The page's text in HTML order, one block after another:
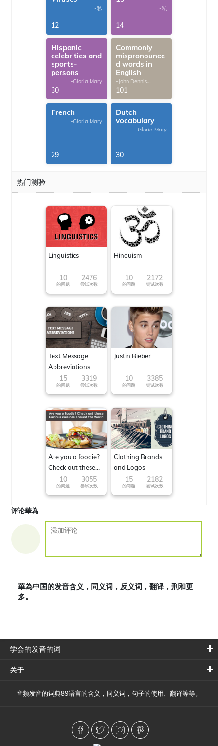
-私
12
-私
14
Hispanic
celebrities and
sports-
persons
-Gloria Mary
30
Commonly
mispronounce
d words in
English
-John Dennis
G.Thomas
101
French
-Gloria Mary
29
Dutch
vocabulary
-Gloria Mary
30
热门测验
Linguistics
10
的问题
2476
尝试次数
Hinduism
10
的问题
2172
尝试次数
Text Message
Abbreviations
15
的问题
3319
尝试次数
Justin Bieber
10
的问题
3385
尝试次数
Are you a foodie?
Check out these
Famous cuisines
around the World
10
的问题
3055
尝试次数
Clothing Brands
and Logos
15
的问题
2182
尝试次数
评论華為
華為中国的发音含义，同义词，反义词，翻译，刑和更
多。
学会的发音的词
关于
音频发音的词典89语言的含义，同义词，句子的使用、翻译等等。